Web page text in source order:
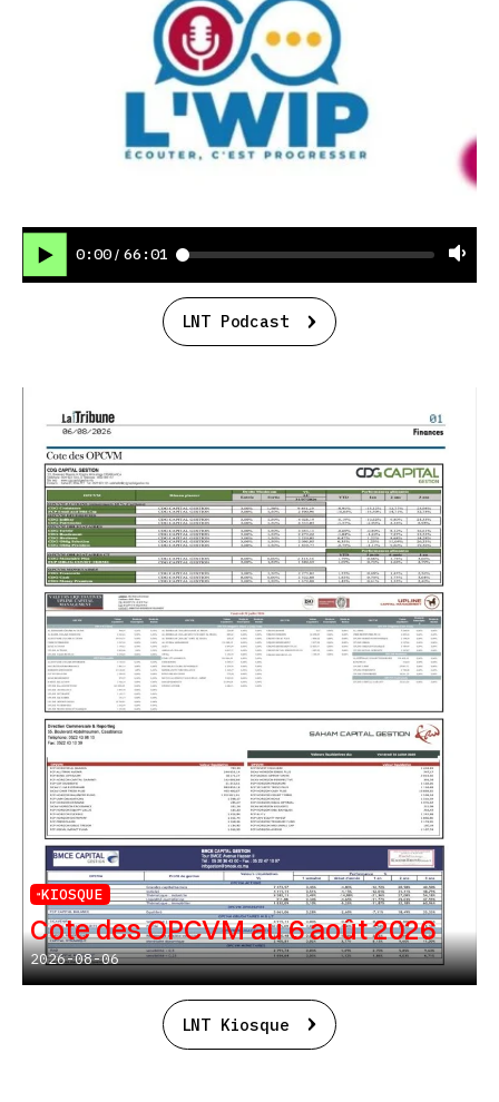
0:00 / 66:01
LNT Podcast
KIOSQUE
Cote des OPCVM au 6 août 2026
2026-08-06
LNT Kiosque